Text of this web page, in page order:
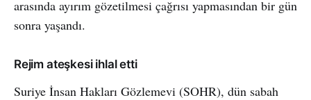
arasında ayırım gözetilmesi çağrısı yapmasından bir gün
sonra yaşandı.
Rejim ateşkesi ihlal etti
Suriye İnsan Hakları Gözlemevi (SOHR), dün sabah